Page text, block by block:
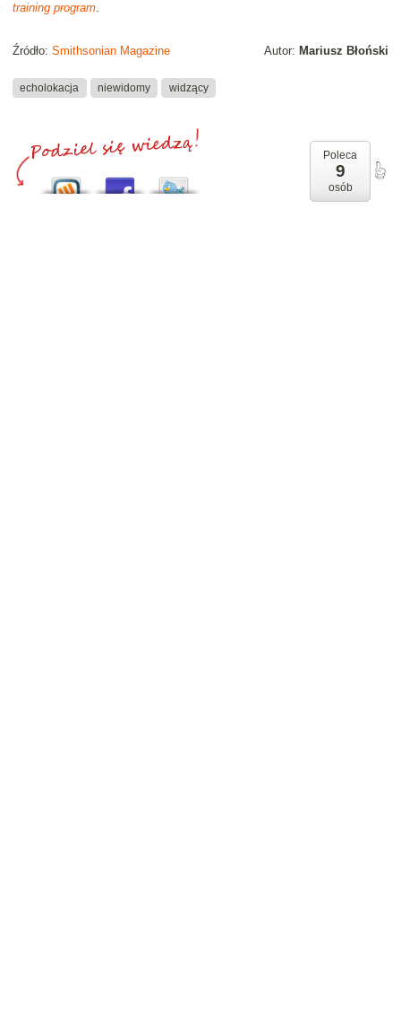
training program.
Autor: Mariusz Błoński
Źródło: Smithsonian Magazine
echolokacja niewidomy widzący
Poleca
9
osób